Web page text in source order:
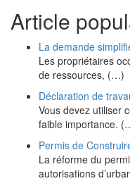
Article
La demande
Les propriétaires
de ressources, (…)
Déclaration de
Vous devez utiliser
faible importance.
Permis de
La réforme du
autorisations